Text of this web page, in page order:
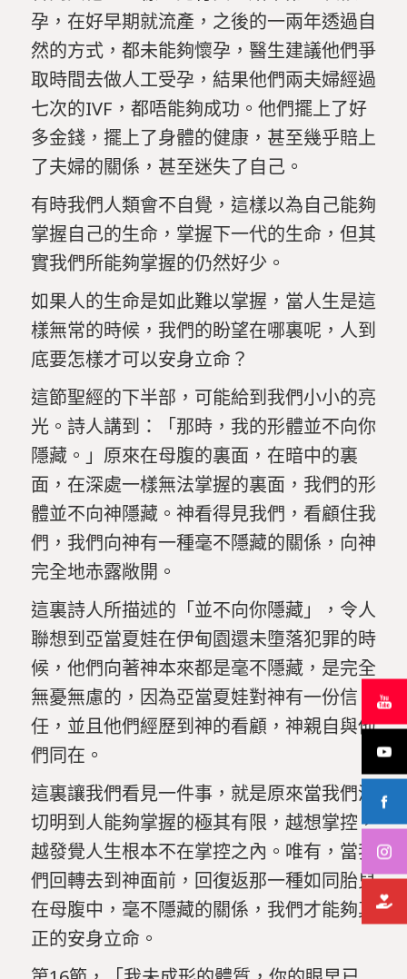
孕，在好早期就流產，之後的一兩年透過自
然的方式，都未能夠懷孕，醫生建議他們爭
取時間去做人工受孕，結果他們兩夫婦經過
七次的IVF，都唔能夠成功。他們擺上了好
多金錢，擺上了身體的健康，甚至幾乎賠上
了夫婦的關係，甚至迷失了自己。
有時我們人類會不自覺，這樣以為自己能夠
掌握自己的生命，掌握下一代的生命，但其
實我們所能夠掌握的仍然好少。
如果人的生命是如此難以掌握，當人生是這
樣無常的時候，我們的盼望在哪裏呢，人到
底要怎樣才可以安身立命？
這節聖經的下半部，可能給到我們小小的亮
光。詩人講到：「那時，我的形體並不向你
隱藏。」原來在母腹的裏面，在暗中的裏
面，在深處一樣無法掌握的裏面，我們的形
體並不向神隱藏。神看得見我們，看顧住我
們，我們向神有一種毫不隱藏的關係，向神
完全地赤露敞開。
這裏詩人所描述的「並不向你隱藏」，令人
聯想到亞當夏娃在伊甸園還未墮落犯罪的時
候，他們向著神本來都是毫不隱藏，是完全
無憂無慮的，因為亞當夏娃對神有一份信
任，並且他們經歷到神的看顧，神親自與他
們同在。
這裏讓我們看見一件事，就是原來當我們深
切明到人能夠掌握的極其有限，越想掌控，
越發覺人生根本不在掌控之內。唯有，當我
們回轉去到神面前，回復返那一種如同胎兒
在母腹中，毫不隱藏的關係，我們才能夠真
正的安身立命。